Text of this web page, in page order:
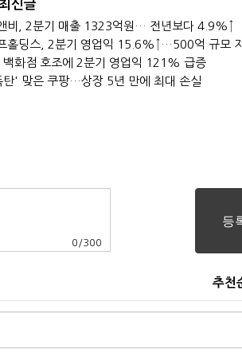
신글
비, 2분기 매출 1323억원… 전년보다 4.9%↑
백화점 호조에 2분기 영업익 121% 급증
탄' 맞은 쿠팡…상장 5년 만에 최대 손실
0 /300
추천